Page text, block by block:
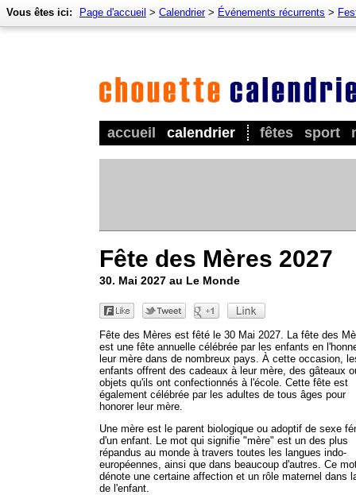
accueil calendrier fêtes sport
Vous êtes ici: Page d'accueil > Calendrier> Événements récurrents >
Fête des Mères 2027
30. Mai 2027 au Le Monde
Fête des Mères est fêté le 30 Mai 2027. La fête des
est une fête annuelle célébrée par les enfants en
leur mère dans de nombreux pays. À cette occasion,
enfants offrent des cadeaux à leur mère, des gâteaux
objets qu'ils ont confectionnés à l'école. Cette fête est
également célébrée par les adultes de tous âges pour
honorer leur mère.
Une mère est le parent biologique ou adoptif de sexe
d'un enfant. Le mot qui signifie "mère" est un des plus
répandus au monde à travers toutes les langues indo-
européennes, ainsi que dans beaucoup d'autres. Ce
dénote une certaine affection et un rôle maternel dans
de l'enfant.